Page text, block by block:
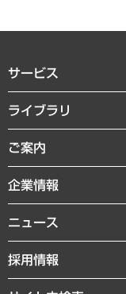
サービス
経営戦略
組織・人事戦略
デジタルイノベーション
共生・ダイバーシティ
GRC（ガバナンス・リス
経済・産業・雇用・労働
ライブラリ
経済調査
レポート
コラム
経営用語集
受託・受注実績（官公庁関
ご案内
セミナー・イベント情報
MUFGビジネスセミナー
受託案件情報
企業情報
私たちの想い
社長メッセージ
会社概要
ニュース
ニュースリリース
お知らせ
採用情報